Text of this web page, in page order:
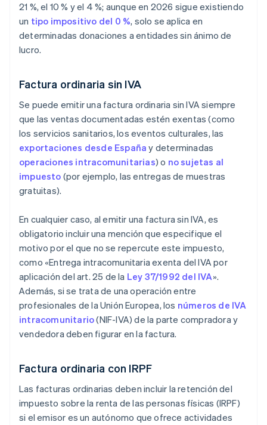
21 %, el 10 % y el 4 %; aunque en 2026 sigue existiendo
un tipo impositivo del 0 %, solo se aplica en
determinadas donaciones a entidades sin ánimo de
lucro.
Factura ordinaria sin IVA
Se puede emitir una factura ordinaria sin IVA siempre
que las ventas documentadas estén exentas (como
los servicios sanitarios, los eventos culturales, las
exportaciones desde España y determinadas
operaciones intracomunitarias) o no sujetas al
impuesto (por ejemplo, las entregas de muestras
gratuitas).
En cualquier caso, al emitir una factura sin IVA, es
obligatorio incluir una mención que especifique el
motivo por el que no se repercute este impuesto,
como «Entrega intracomunitaria exenta del IVA por
aplicación del art. 25 de la Ley 37/1992 del IVA».
Además, si se trata de una operación entre
profesionales de la Unión Europea, los números de IVA
intracomunitario(NIF-IVA) de la parte compradora y
vendedora deben figurar en la factura.
Factura ordinaria con IRPF
Las facturas ordinarias deben incluir la retención del
impuesto sobre la renta de las personas físicas (IRPF)
si el emisor es un autónomo que ofrece actividades